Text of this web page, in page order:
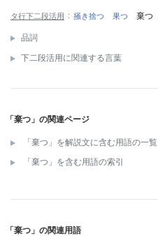
タ行下二段活用 掻き捨つ 果つ 棄つ
品詞
下二段活用に関連する言葉
「棄つ」の関連ページ
「棄つ」を解説文に含む用語の一覧
「棄つ」を含む用語の索引
「棄つ」の関連用語